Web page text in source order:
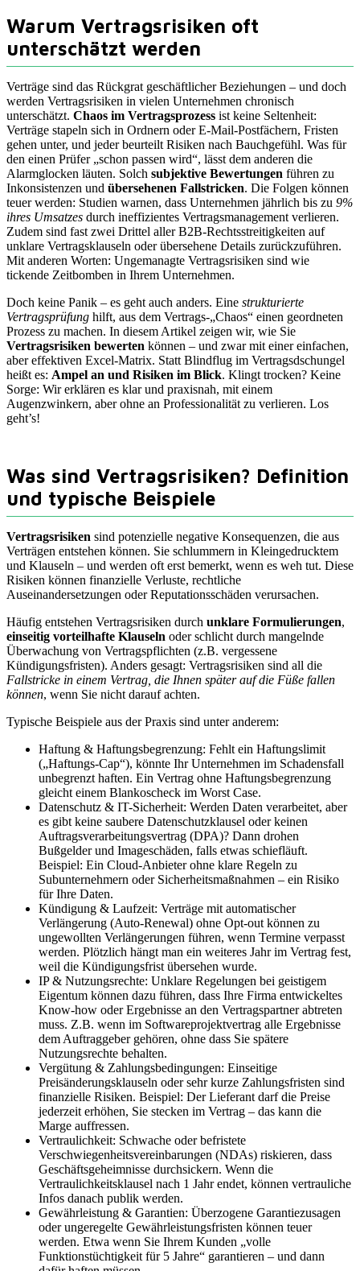
Warum Vertragsrisiken oft
unterschätzt werden
Verträge sind das Rückgrat geschäftlicher Beziehungen – und doch
werden Vertragsrisiken in vielen Unternehmen chronisch
unterschätzt. Chaos im Vertragsprozess ist keine Seltenheit:
Verträge stapeln sich in Ordnern oder E-Mail-Postfächern, Fristen
gehen unter, und jeder beurteilt Risiken nach Bauchgefühl. Was für
den einen Prüfer „schon passen wird“, lässt dem anderen die
Alarmglocken läuten. Solch subjektive Bewertungen führen zu
Inkonsistenzen und übersehenen Fallstricken. Die Folgen können
teuer werden: Studien warnen, dass Unternehmen jährlich bis zu 9%
ihres Umsatzes durch ineffizientes Vertragsmanagement verlieren.
Zudem sind fast zwei Drittel aller B2B-Rechtsstreitigkeiten auf
unklare Vertragsklauseln oder übersehene Details zurückzuführen.
Mit anderen Worten: Ungemanagte Vertragsrisiken sind wie
tickende Zeitbomben in Ihrem Unternehmen.
Doch keine Panik – es geht auch anders. Eine strukturierte
Vertragsprüfung hilft, aus dem Vertrags-„Chaos“ einen geordneten
Prozess zu machen. In diesem Artikel zeigen wir, wie Sie
Vertragsrisiken bewerten können – und zwar mit einer einfachen,
aber effektiven Excel-Matrix. Statt Blindflug im Vertragsdschungel
heißt es: Ampel an und Risiken im Blick. Klingt trocken? Keine
Sorge: Wir erklären es klar und praxisnah, mit einem
Augenzwinkern, aber ohne an Professionalität zu verlieren. Los
geht’s!
Was sind Vertragsrisiken? Definition
und typische Beispiele
Vertragsrisiken sind potenzielle negative Konsequenzen, die aus
Verträgen entstehen können. Sie schlummern in Kleingedrucktem
und Klauseln – und werden oft erst bemerkt, wenn es weh tut. Diese
Risiken können finanzielle Verluste, rechtliche
Auseinandersetzungen oder Reputationsschäden verursachen.
Häufig entstehen Vertragsrisiken durch unklare Formulierungen,
einseitig vorteilhafte Klauseln oder schlicht durch mangelnde
Überwachung von Vertragspflichten (z.B. vergessene
Kündigungsfristen). Anders gesagt: Vertragsrisiken sind all die
Fallstricke in einem Vertrag, die Ihnen später auf die Füße fallen
können, wenn Sie nicht darauf achten.
Typische Beispiele aus der Praxis sind unter anderem:
Haftung & Haftungsbegrenzung: Fehlt ein Haftungslimit
(„Haftungs-Cap“), könnte Ihr Unternehmen im Schadensfall
unbegrenzt haften. Ein Vertrag ohne Haftungsbegrenzung
gleicht einem Blankoscheck im Worst Case.
Datenschutz & IT-Sicherheit: Werden Daten verarbeitet, aber
es gibt keine saubere Datenschutzklausel oder keinen
Auftragsverarbeitungsvertrag (DPA)? Dann drohen
Bußgelder und Imageschäden, falls etwas schiefläuft.
Beispiel: Ein Cloud-Anbieter ohne klare Regeln zu
Subunternehmern oder Sicherheitsmaßnahmen – ein Risiko
für Ihre Daten.
Kündigung & Laufzeit: Verträge mit automatischer
Verlängerung (Auto-Renewal) ohne Opt-out können zu
ungewollten Verlängerungen führen, wenn Termine verpasst
werden. Plötzlich hängt man ein weiteres Jahr im Vertrag fest,
weil die Kündigungsfrist übersehen wurde.
IP & Nutzungsrechte: Unklare Regelungen bei geistigem
Eigentum können dazu führen, dass Ihre Firma entwickeltes
Know-how oder Ergebnisse an den Vertragspartner abtreten
muss. Z.B. wenn im Softwareprojektvertrag alle Ergebnisse
dem Auftraggeber gehören, ohne dass Sie spätere
Nutzungsrechte behalten.
Vergütung & Zahlungsbedingungen: Einseitige
Preisänderungsklauseln oder sehr kurze Zahlungsfristen sind
finanzielle Risiken. Beispiel: Der Lieferant darf die Preise
jederzeit erhöhen, Sie stecken im Vertrag – das kann die
Marge auffressen.
Vertraulichkeit: Schwache oder befristete
Verschwiegenheitsvereinbarungen (NDAs) riskieren, dass
Geschäftsgeheimnisse durchsickern. Wenn die
Vertraulichkeitsklausel nach 1 Jahr endet, können vertrauliche
Infos danach publik werden.
Gewährleistung & Garantien: Überzogene Garantiezusagen
oder ungeregelte Gewährleistungsfristen können teuer
werden. Etwa wenn Sie Ihrem Kunden „volle
Funktionstüchtigkeit für 5 Jahre“ garantieren – und dann